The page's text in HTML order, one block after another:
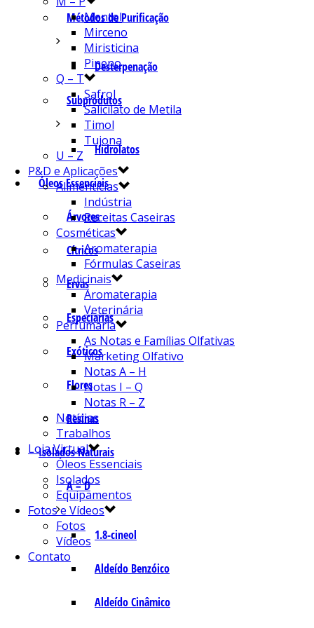
Métodos de Purificação
Desterpenação
Subprodutos
Hidrolatos
Óleos Essenciais
Árvores
Cítricos
Ervas
Especiarias
Exóticos
Flores
Resinas
Isolados Naturais
A – D
1.8-cineol
Aldeído Benzóico
Aldeído Cinâmico
Mentol
Mirceno
Miristicina
Pineno
Q – T
Safrol
Salicilato de Metila
Timol
Tujona
U – Z
P&D e Aplicações
Alimentícias
Indústria
Receitas Caseiras
Cosméticas
Aromaterapia
Fórmulas Caseiras
Medicinais
Aromaterapia
Veterinária
Perfumaria
As Notas e Famílias Olfativas
Marketing Olfativo
Notas A – H
Notas I – Q
Notas R – Z
Notícias
Trabalhos
Loja Virtual
Óleos Essenciais
Isolados
Equipamentos
Fotos e Vídeos
Fotos
Vídeos
Contato